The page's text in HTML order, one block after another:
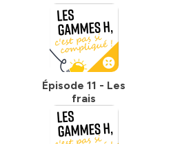
Épisode 11 - Les
frais